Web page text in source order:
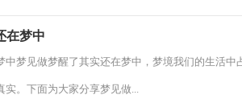
在梦中
中梦见做梦醒了其实还在梦中，梦境我们的生活
实。下面为大家分享梦见做...